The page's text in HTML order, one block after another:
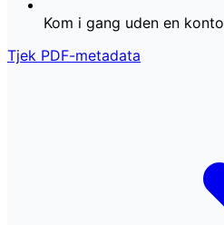
Kom i gang uden en konto
Tjek PDF-metadata